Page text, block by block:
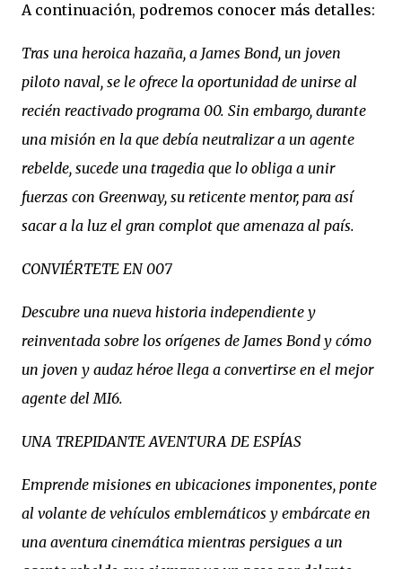
A continuación, podremos conocer más detalles:
Tras una heroica hazaña, a James Bond, un joven
piloto naval, se le ofrece la oportunidad de unirse al
recién reactivado programa 00. Sin embargo, durante
una misión en la que debía neutralizar a un agente
rebelde, sucede una tragedia que lo obliga a unir
fuerzas con Greenway, su reticente mentor, para así
sacar a la luz el gran complot que amenaza al país.
CONVIÉRTETE EN 007
Descubre una nueva historia independiente y
reinventada sobre los orígenes de James Bond y cómo
un joven y audaz héroe llega a convertirse en el mejor
agente del MI6.
UNA TREPIDANTE AVENTURA DE ESPÍAS
Emprende misiones en ubicaciones imponentes, ponte
al volante de vehículos emblemáticos y embárcate en
una aventura cinemática mientras persigues a un